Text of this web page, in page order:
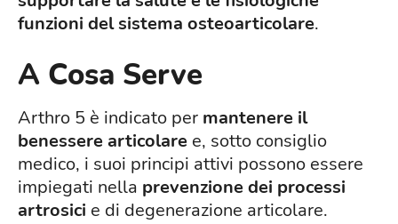
funzioni del sistema osteoarticolare.
A Cosa Serve
Arthro 5 è indicato per mantenere il
benessere articolare e, sotto consiglio
medico, i suoi principi attivi possono essere
impiegati nella prevenzione dei processi
artrosici e di degenerazione articolare.